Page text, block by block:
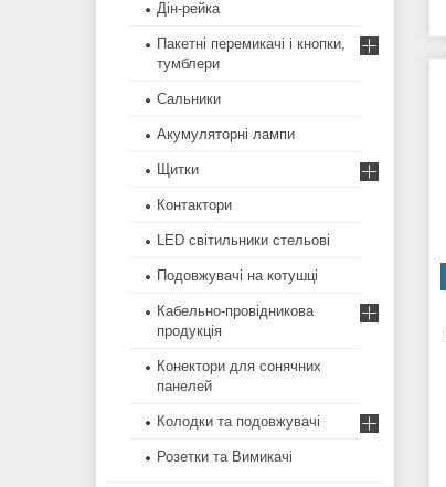
Дін-рейка
Пакетні перемикачі і кнопки,
тумблери
Сальники
Акумуляторні лампи
Щитки
Контактори
LED світильники стельові
Подовжувачі на котушці
Кабельно-провідникова
продукція
Конектори для сонячних
панелей
Колодки та подовжувачі
Розетки та Вимикачі